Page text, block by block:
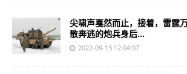
尖啸声戛然而止，接着，雷霆
散奔逃的炮兵身后...
2022-09-13 12:04:07